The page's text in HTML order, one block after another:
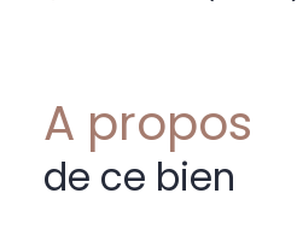
A propos
de ce bien